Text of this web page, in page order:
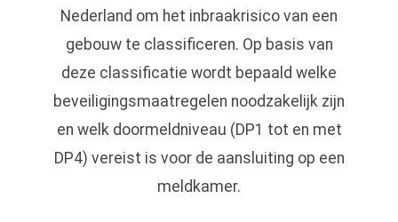
Nederland om het inbraakrisico van een
gebouw te classificeren. Op basis van
deze classificatie wordt bepaald welke
beveiligingsmaatregelen noodzakelijk zijn
en welk doormeldniveau (DP1 tot en met
DP4) vereist is voor de aansluiting op een
meldkamer.